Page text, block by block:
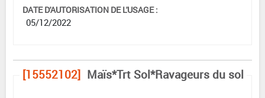
DATE D'AUTORISATION DE L'USAGE :
05/12/2022
[15552102] Maïs*Trt Sol*Ravageurs du sol